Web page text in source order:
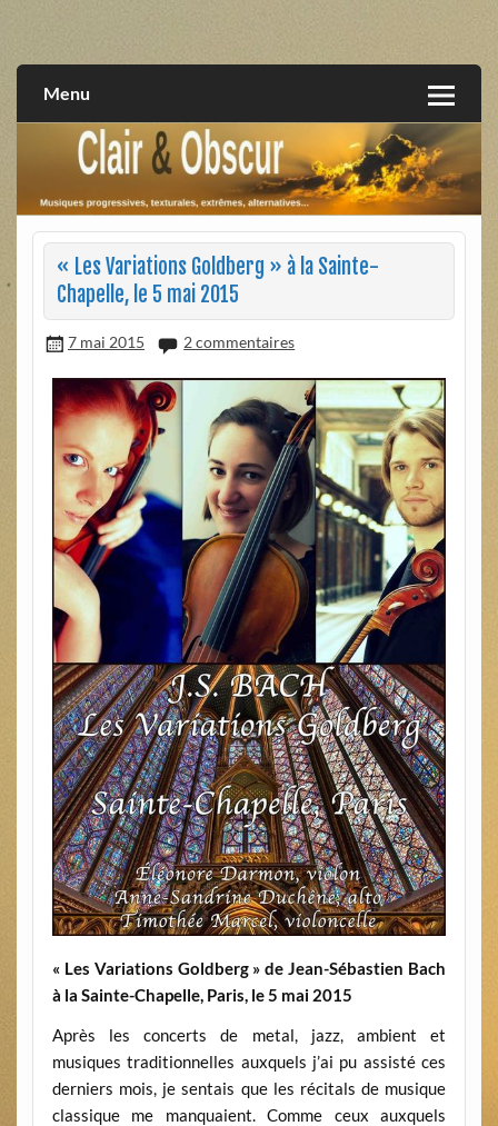
extrêmes, alternatives, texturales
Menu
« Les Variations Goldberg » à la Sainte-
Chapelle, le 5 mai 2015
7 mai 2015 2 commentaires
« Les Variations Goldberg » de Jean-Sébastien Bach
à la Sainte-Chapelle, Paris, le 5 mai 2015
Après les concerts de metal, jazz, ambient et
musiques traditionnelles auxquels j’ai pu assisté ces
derniers mois, je sentais que les récitals de musique
classique me manquaient. Comme ceux auxquels